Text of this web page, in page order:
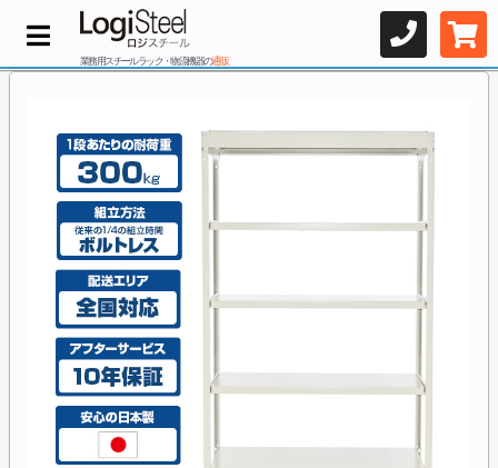
業務用スチールラック・物流機器の通販